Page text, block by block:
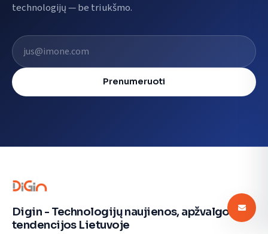
technologijų — be triukšmo.
El. pašto adresas
Prenumeruoti
Digin - Technologijų naujienos, apžvalgos ir
tendencijos Lietuvoje